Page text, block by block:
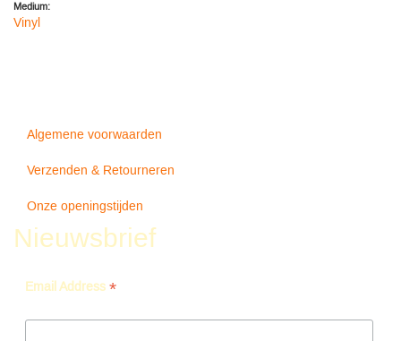
Medium:
Vinyl
Algemene voorwaarden
Verzenden & Retourneren
Onze openingstijden
Nieuwsbrief
Email Address *